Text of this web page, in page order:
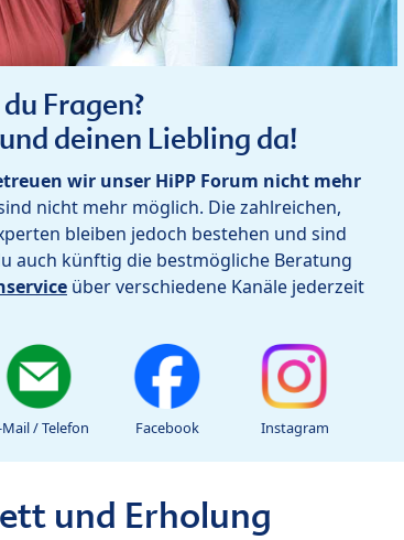
Fragen?
deinen Liebling da!
wir unser HiPP Forum nicht mehr
nicht mehr möglich. Die zahlreichen,
bleiben jedoch bestehen und sind
auch künftig die bestmögliche Beratung
über verschiedene Kanäle jederzeit
Mail / Telefon Facebook Instagram
und Erholung